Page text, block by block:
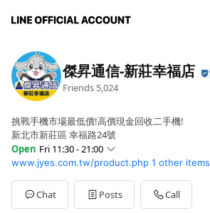
傑昇通信-新莊幸福店
Friends 5,024
挑戰手機市場最低價!高價現金回收二手機!
新北市新莊區 幸福路24號
Open Fri 11:30 - 21:00
Sun11:00 - 21:00
Mon11:30 - 21:00
Tue11:30 - 21:00
Wed11:30 - 21:00
www.jyes.com.tw/product.php 1 other items
Chat Posts Call